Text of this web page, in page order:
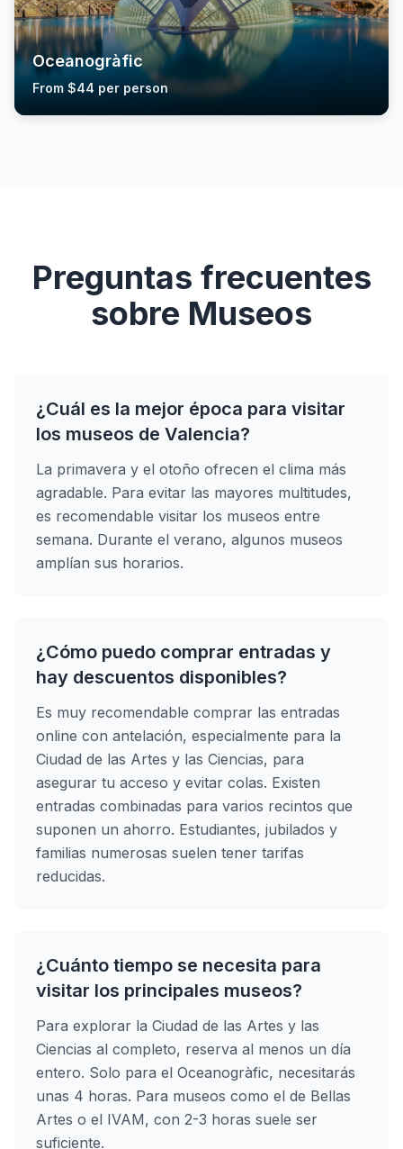
Oceanogràfic
From $44 per person
Preguntas frecuentes
sobre Museos
¿Cuál es la mejor época para visitar
los museos de Valencia?
La primavera y el otoño ofrecen el clima más
agradable. Para evitar las mayores multitudes,
es recomendable visitar los museos entre
semana. Durante el verano, algunos museos
amplían sus horarios.
¿Cómo puedo comprar entradas y
hay descuentos disponibles?
Es muy recomendable comprar las entradas
online con antelación, especialmente para la
Ciudad de las Artes y las Ciencias, para
asegurar tu acceso y evitar colas. Existen
entradas combinadas para varios recintos que
suponen un ahorro. Estudiantes, jubilados y
familias numerosas suelen tener tarifas
reducidas.
¿Cuánto tiempo se necesita para
visitar los principales museos?
Para explorar la Ciudad de las Artes y las
Ciencias al completo, reserva al menos un día
entero. Solo para el Oceanogràfic, necesitarás
unas 4 horas. Para museos como el de Bellas
Artes o el IVAM, con 2-3 horas suele ser
suficiente.